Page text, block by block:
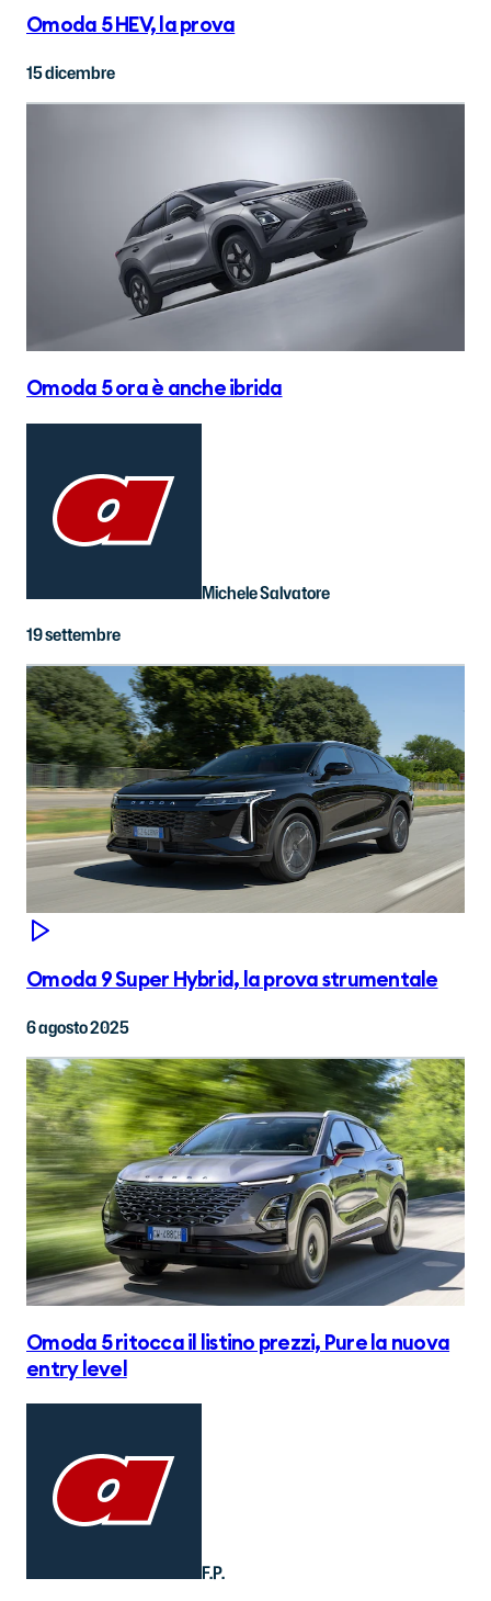
Omoda 5 HEV, la prova
15 dicembre
Omoda 5 ora è anche ibrida
Michele Salvatore
19 settembre
Omoda 9 Super Hybrid, la prova strumentale
6 agosto 2025
Omoda 5 ritocca il listino prezzi, Pure la nuova
entry level
F.P.